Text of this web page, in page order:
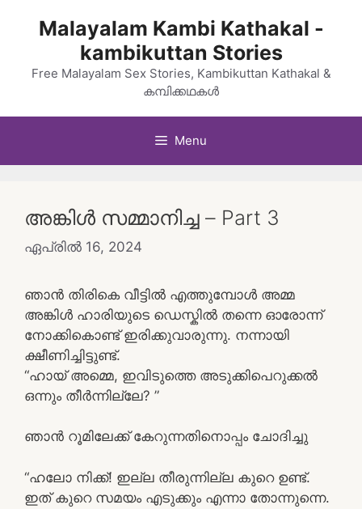
Malayalam Kambi Kathakal -
kambikuttan Stories
Free Malayalam Sex Stories, Kambikuttan Kathakal &
കമ്പിക്കഥകൾ
Menu
അങ്കിൾ സമ്മാനിച്ച – Part 3
ഏപ്രിൽ 16, 2024
ഞാൻ തിരികെ വീട്ടിൽ എത്തുമ്പോൾ അമ്മ
അങ്കിൾ ഹാരിയുടെ ഡെസ്കിൽ തന്നെ ഓരോന്ന്
നോക്കികൊണ്ട് ഇരിക്കുവാരുന്നു. നന്നായി
ക്ഷീണിച്ചിട്ടുണ്ട്.
“ഹായ് അമ്മെ, ഇവിടുത്തെ അടുക്കിപെറുക്കൽ
ഒന്നും തീർന്നില്ലേ? ”
ഞാൻ റൂമിലേക്ക് കേറുന്നതിനൊപ്പം ചോദിച്ചു
“ഹലോ നിക്ക്! ഇല്ല തീരുന്നില്ല കുറെ ഉണ്ട്.
ഇത് കുറെ സമയം എടുക്കും എന്നാ തോന്നുന്നെ.